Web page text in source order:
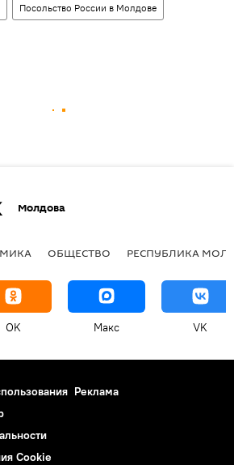
Посольство России в Молдове
Молдова
ОБЩЕСТВО РЕСПУБЛИКА
OK Макс VK
Реклама
Cookie